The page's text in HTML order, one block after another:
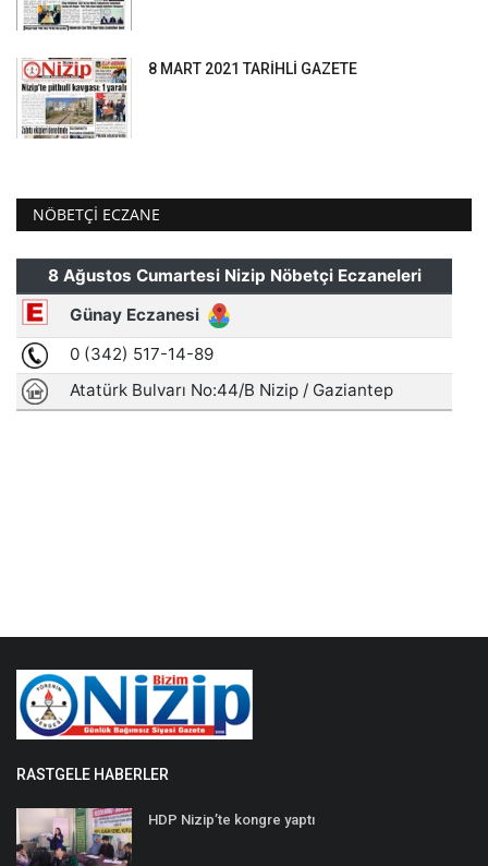
8 MART 2021 TARİHLİ GAZETE
NÖBETÇI ECZANE
RASTGELE HABERLER
HDP Nizip’te kongre yaptı